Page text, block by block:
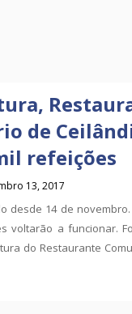
de
refeições
13, 2017
desde 14 de
voltarão a funcionar.
do Restaurante